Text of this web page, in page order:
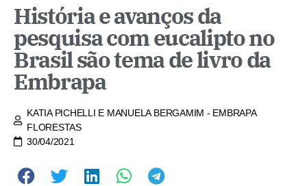
História e avanços da
pesquisa com eucalipto no
Brasil são tema de livro da
Embrapa
KATIA PICHELLI E MANUELA BERGAMIM - EMBRAPA
FLORESTAS
30/04/2021